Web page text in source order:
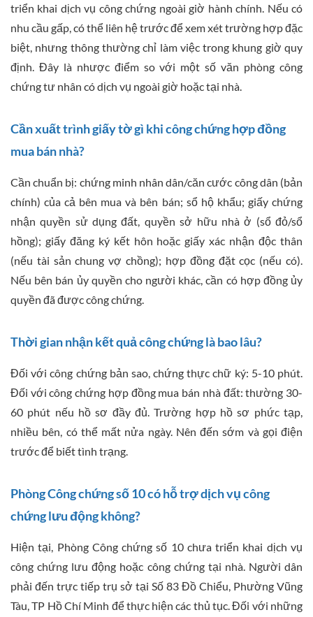
triển khai dịch vụ công chứng ngoài giờ hành chính. Nếu có
nhu cầu gấp, có thể liên hệ trước để xem xét trường hợp đặc
biệt, nhưng thông thường chỉ làm việc trong khung giờ quy
định. Đây là nhược điểm so với một số văn phòng công
chứng tư nhân có dịch vụ ngoài giờ hoặc tại nhà.
Cần xuất trình giấy tờ gì khi công chứng hợp đồng
mua bán nhà?
Cần chuẩn bị: chứng minh nhân dân/căn cước công dân (bản
chính) của cả bên mua và bên bán; sổ hộ khẩu; giấy chứng
nhận quyền sử dụng đất, quyền sở hữu nhà ở (sổ đỏ/sổ
hồng); giấy đăng ký kết hôn hoặc giấy xác nhận độc thân
(nếu tài sản chung vợ chồng); hợp đồng đặt cọc (nếu có).
Nếu bên bán ủy quyền cho người khác, cần có hợp đồng ủy
quyền đã được công chứng.
Thời gian nhận kết quả công chứng là bao lâu?
Đối với công chứng bản sao, chứng thực chữ ký: 5-10 phút.
Đối với công chứng hợp đồng mua bán nhà đất: thường 30-
60 phút nếu hồ sơ đầy đủ. Trường hợp hồ sơ phức tạp,
nhiều bên, có thể mất nửa ngày. Nên đến sớm và gọi điện
trước để biết tình trạng.
Phòng Công chứng số 10 có hỗ trợ dịch vụ công
chứng lưu động không?
Hiện tại, Phòng Công chứng số 10 chưa triển khai dịch vụ
công chứng lưu động hoặc công chứng tại nhà. Người dân
phải đến trực tiếp trụ sở tại Số 83 Đồ Chiểu, Phường Vũng
Tàu, TP Hồ Chí Minh để thực hiện các thủ tục. Đối với những